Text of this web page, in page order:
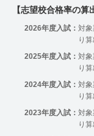
【志望校合格率の算
2026年度入試： 対
り
2025年度入試： 対
り
2024年度入試： 対
り
2023年度入試： 対
り